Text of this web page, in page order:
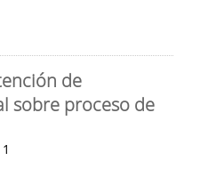
de
sobre proceso de